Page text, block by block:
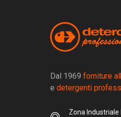
Dal 1969 forniture
e detergenti
Zona Industriale